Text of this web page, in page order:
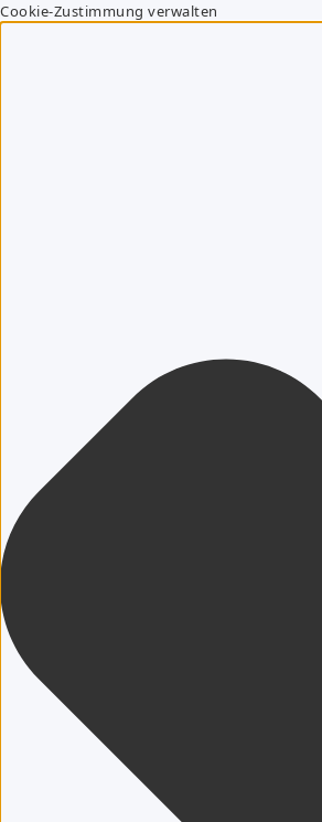
Cookie-Zustimmung verwalten